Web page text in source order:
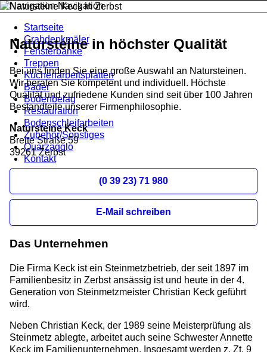
Navigation
Startseite
Grabdenkmäler
Fensterbänke
Treppen
Küchenarbeitsplatten
Bäder
Bodenbelag
Restauration
Bodenschleifarbeiten
Zubehör/Sonstiges
Quarzagglo
Kontakt
Natursteine in höchster Qualität
Bei uns finden Sie eine große Auswahl an Natursteinen.
Wir beraten Sie kompetent und individuell. Höchste
Qualität und zufriedene Kunden sind seit über 100 Jahren
Bestandteile unserer Firmenphilosophie.
Natursteine Keck
Breite Straße 59
39261 Zerbst
(0 39 23) 71 980
E-Mail schreiben
Das Unternehmen
Die Firma Keck ist ein Steinmetzbetrieb, der seit 1897 im
Familienbesitz in Zerbst ansässig ist und heute in der 4.
Generation von Steinmetzmeister Christian Keck geführt
wird.
Neben Christian Keck, der 1989 seine Meisterprüfung als
Steinmetz ablegte, arbeitet auch seine Schwester Annette
Keck im Familienunternehmen. Insgesamt werden z. Zt. 9